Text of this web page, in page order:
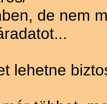
de nem
lehetne